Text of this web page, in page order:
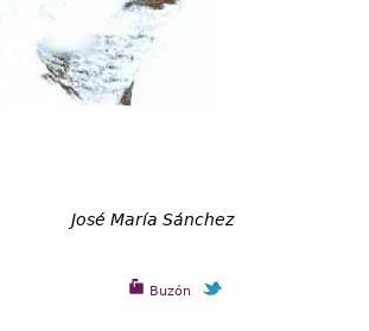
José María Sánchez
Buzón